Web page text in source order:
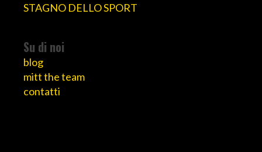
STAGNO DELLO SPORT
Su di noi
blog
mitt the team
contatti